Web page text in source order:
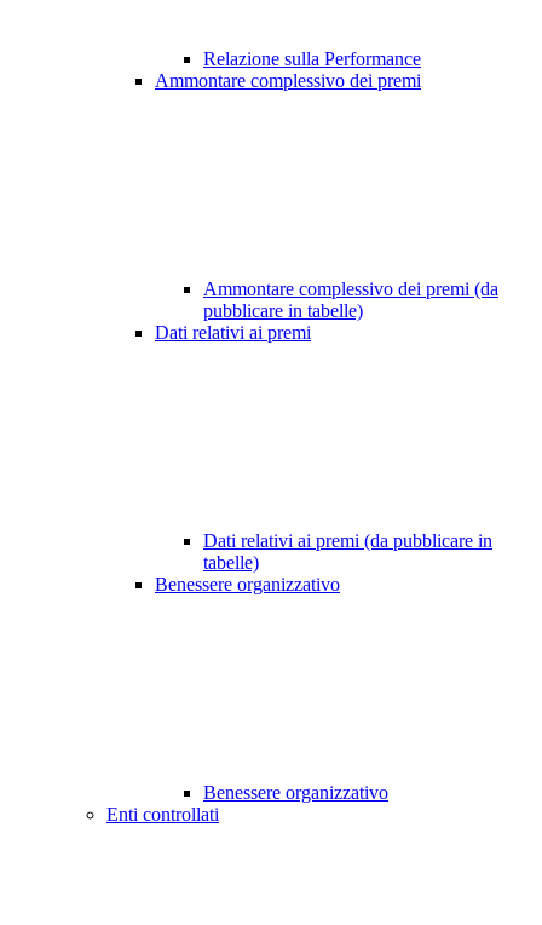
Relazione sulla Performance
Ammontare complessivo dei premi
Ammontare complessivo dei premi (da
pubblicare in tabelle)
Dati relativi ai premi
Dati relativi ai premi (da pubblicare in
tabelle)
Benessere organizzativo
Benessere organizzativo
Enti controllati